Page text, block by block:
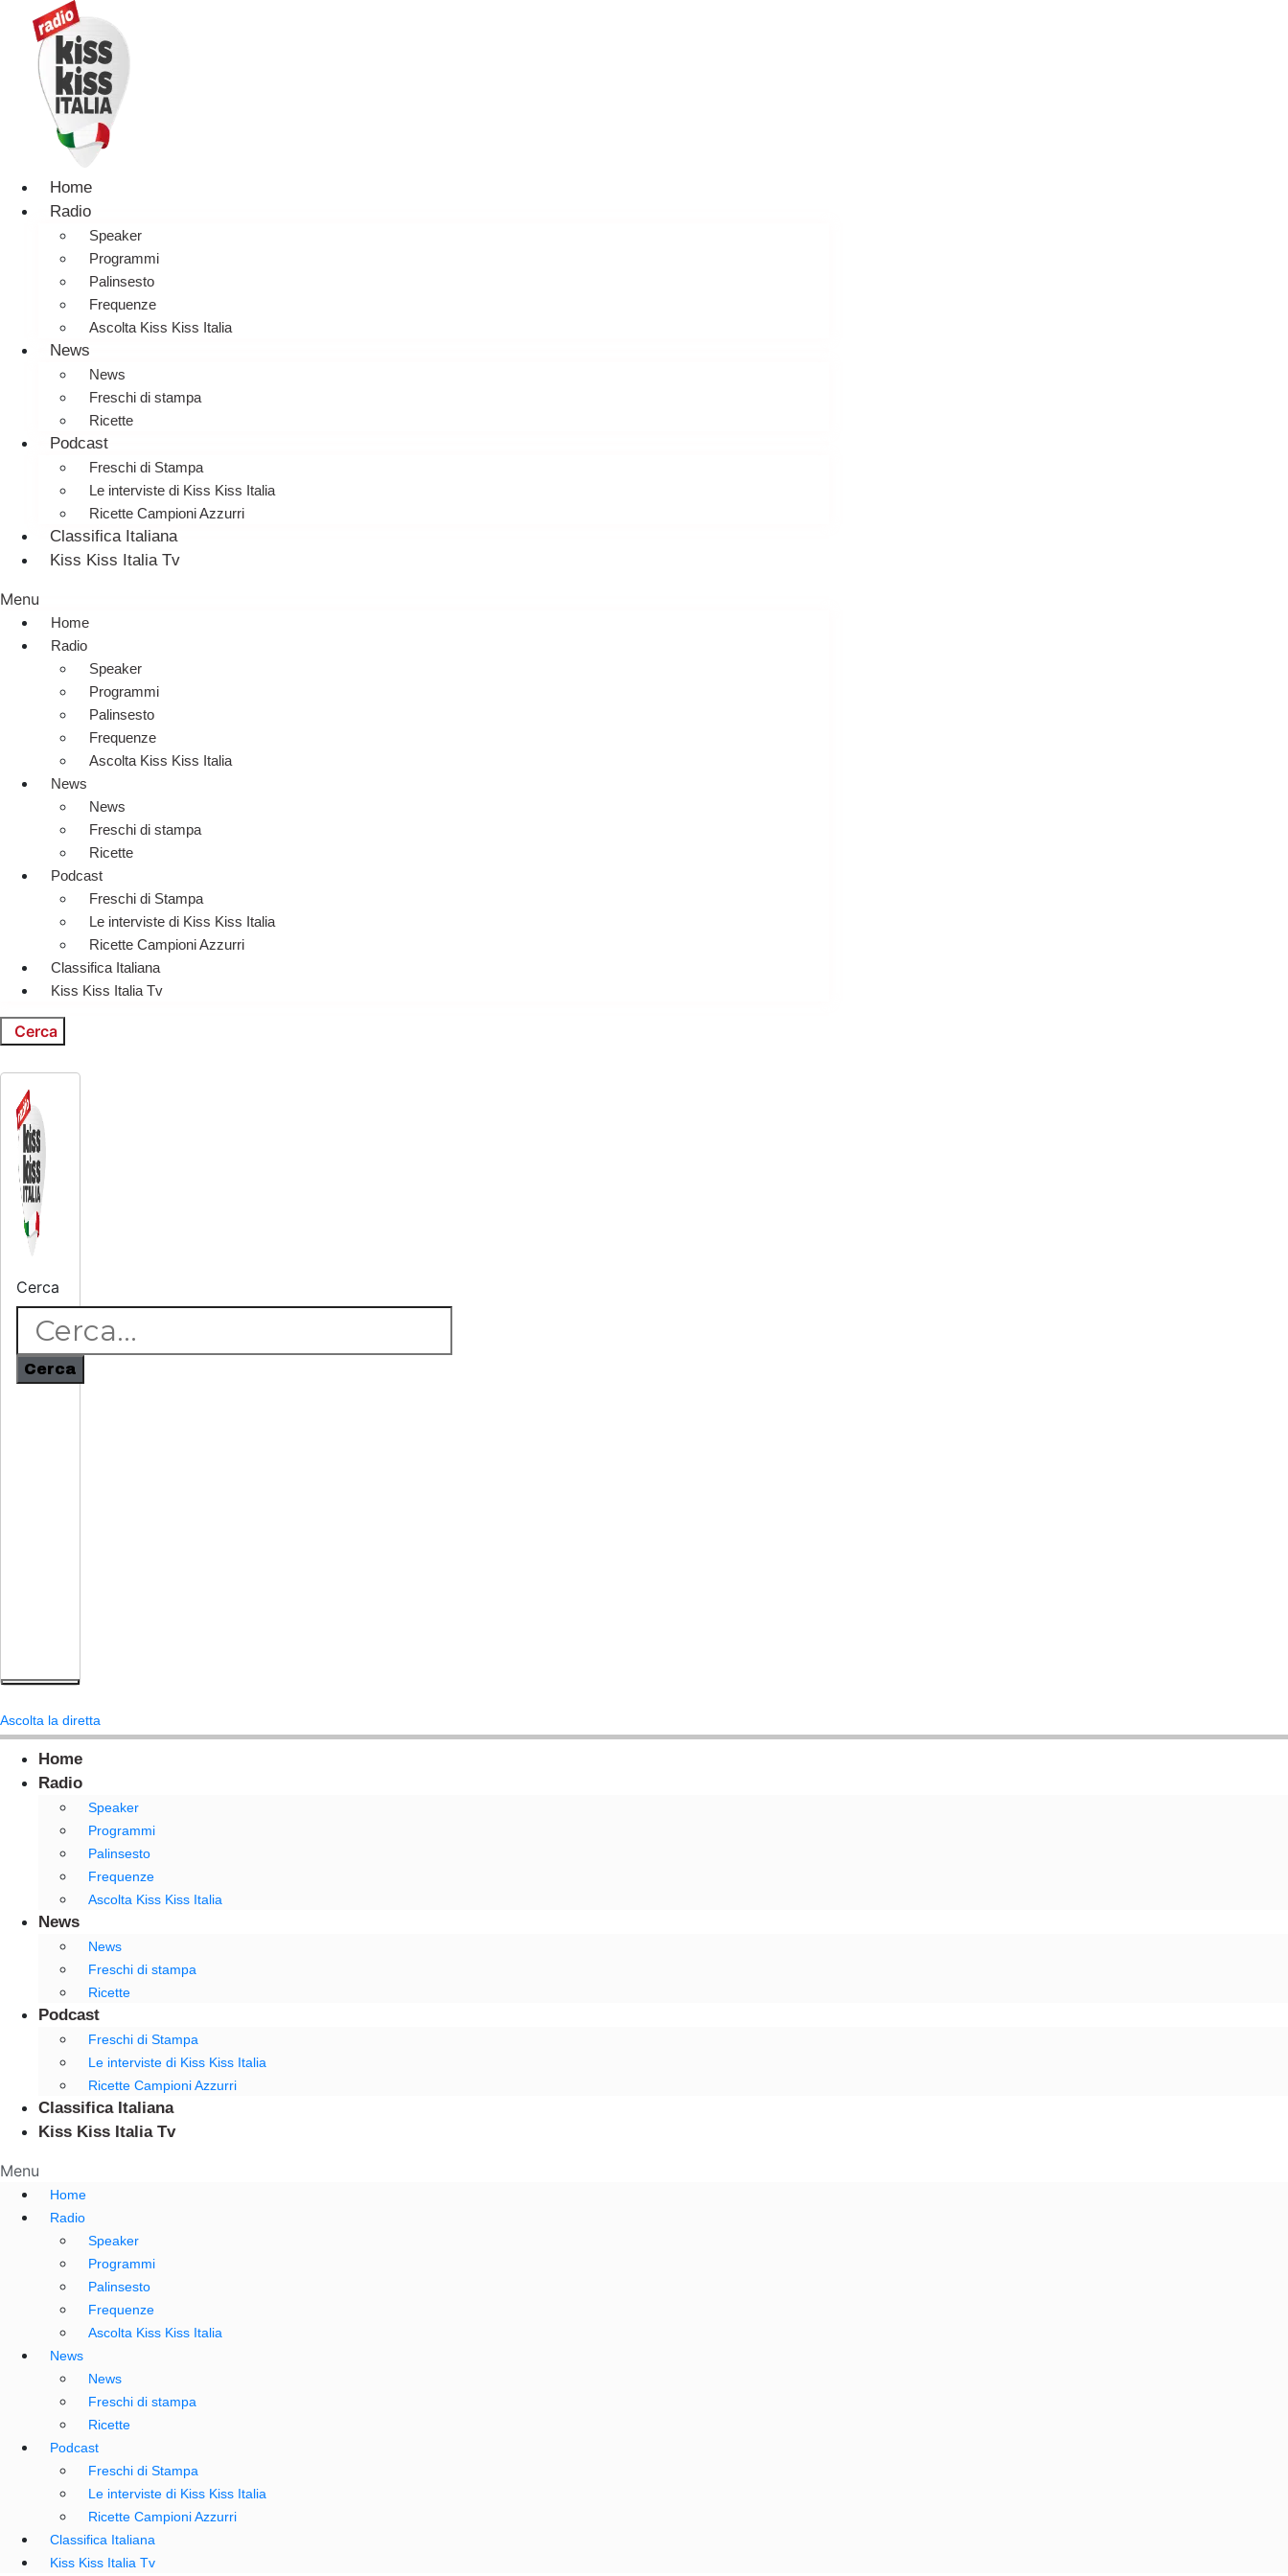
Home
Radio
Speaker
Programmi
Palinsesto
Frequenze
Ascolta Kiss Kiss Italia
News
News
Freschi di stampa
Ricette
Podcast
Freschi di Stampa
Le interviste di Kiss Kiss Italia
Ricette Campioni Azzurri
Classifica Italiana
Kiss Kiss Italia Tv
Menu
Home
Radio
Speaker
Programmi
Palinsesto
Frequenze
Ascolta Kiss Kiss Italia
News
News
Freschi di stampa
Ricette
Podcast
Freschi di Stampa
Le interviste di Kiss Kiss Italia
Ricette Campioni Azzurri
Classifica Italiana
Kiss Kiss Italia Tv
Cerca
Cerca
Cerca
Ascolta la diretta
Home
Radio
Speaker
Programmi
Palinsesto
Frequenze
Ascolta Kiss Kiss Italia
News
News
Freschi di stampa
Ricette
Podcast
Freschi di Stampa
Le interviste di Kiss Kiss Italia
Ricette Campioni Azzurri
Classifica Italiana
Kiss Kiss Italia Tv
Menu
Home
Radio
Speaker
Programmi
Palinsesto
Frequenze
Ascolta Kiss Kiss Italia
News
News
Freschi di stampa
Ricette
Podcast
Freschi di Stampa
Le interviste di Kiss Kiss Italia
Ricette Campioni Azzurri
Classifica Italiana
Kiss Kiss Italia Tv